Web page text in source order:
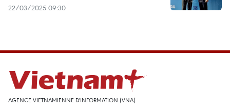
22/03/2025 09:30
AGENCE VIETNAMIENNE D'INFORMATION (VNA)